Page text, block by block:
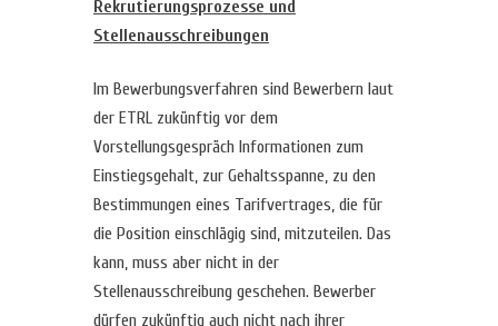
Rekrutierungsprozesse und
Stellenausschreibungen
Im Bewerbungsverfahren sind Bewerbern laut
der ETRL zukünftig vor dem
Vorstellungsgespräch Informationen zum
Einstiegsgehalt, zur Gehaltsspanne, zu den
Bestimmungen eines Tarifvertrages, die für
die Position einschlägig sind, mitzuteilen. Das
kann, muss aber nicht in der
Stellenausschreibung geschehen. Bewerber
dürfen zukünftig auch nicht nach ihrer